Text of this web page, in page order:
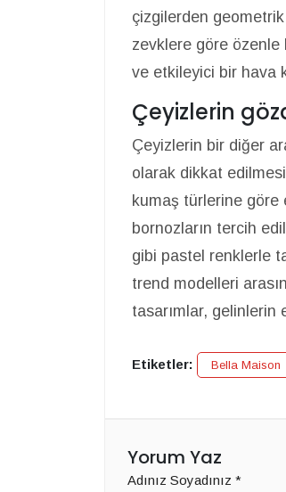
çizgilerden
zevklere göre özenle
ve etkileyici bir hava
Çeyizlerin
Çeyizlerin bir diğer
olarak dikkat
kumaş türlerine göre
bornozların tercih
gibi pastel renklerle
trend modelleri
tasarımlar, gelinlerin
Etiketler: Bella Maison
Yorum Yaz
Adınız Soyadınız *